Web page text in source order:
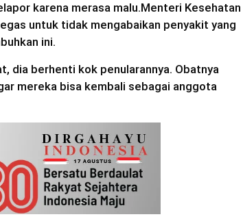
karena merasa malu.Menteri Kesehatan
untuk tidak mengabaikan penyakit yang
ini.
dia berhenti kok penularannya. Obatnya
mereka bisa kembali sebagai anggota